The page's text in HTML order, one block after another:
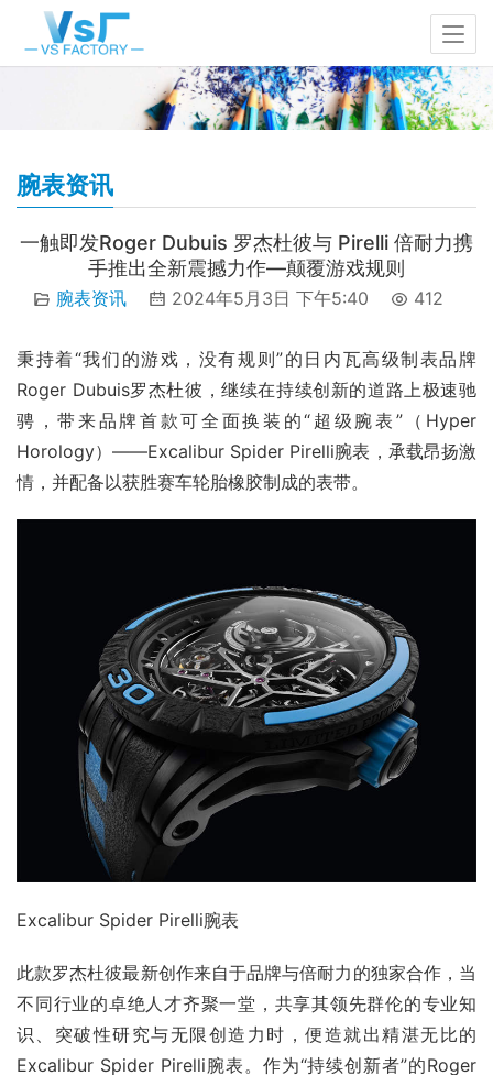
腕表资讯
一触即发Roger Dubuis 罗杰杜彼与 Pirelli 倍耐力携
手推出全新震撼力作—颠覆游戏规则
腕表资讯 2024年5月3日 下午5:40 412
秉持着“我们的游戏，没有规则”的日内瓦高级制表品牌
Roger Dubuis罗杰杜彼，继续在持续创新的道路上极速驰
骋，带来品牌首款可全面换装的“超级腕表”（Hyper
Horology）——Excalibur Spider Pirelli腕表，承载昂扬激
情，并配备以获胜赛车轮胎橡胶制成的表带。
Excalibur Spider Pirelli腕表
此款罗杰杜彼最新创作来自于品牌与倍耐力的独家合作，当
不同行业的卓绝人才齐聚一堂，共享其领先群伦的专业知
识、突破性研究与无限创造力时，便造就出精湛无比的
Excalibur Spider Pirelli腕表。作为“持续创新者”的Roger